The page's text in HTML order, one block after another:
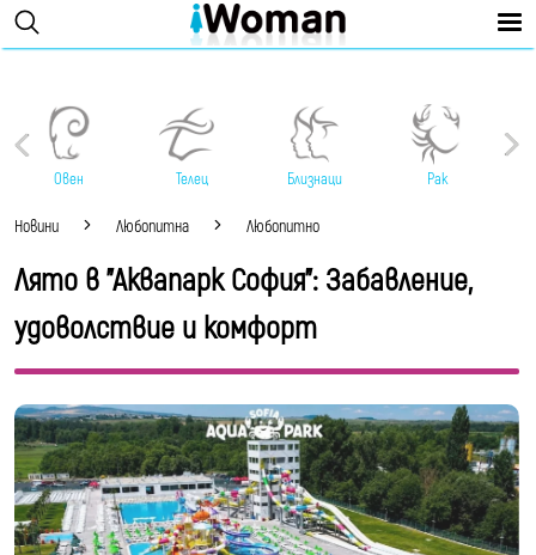
Овен Телец Близнаци Рак
Новини Любопитна Любопитно
Лято в "Аквапарк София": Забавление,
удоволствие и комфорт